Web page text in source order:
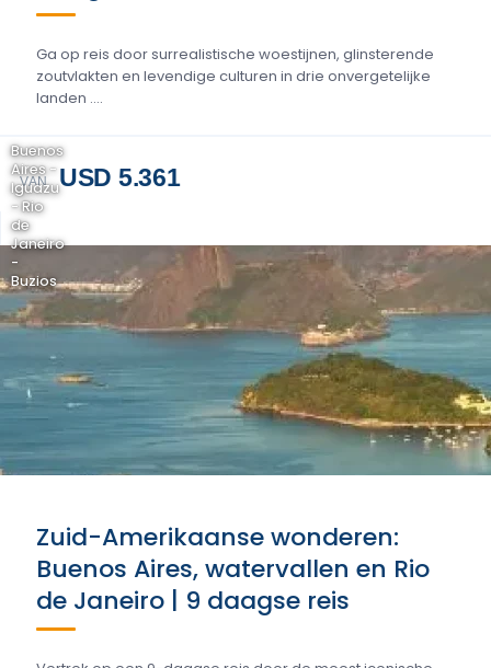
Ga op reis door surrealistische woestijnen, glinsterende
zoutvlakten en levendige culturen in drie onvergetelijke
landen ....
VAN USD 5.361
Buenos
Aires -
Iguazu
- Rio
de
Janeiro
-
Buzios
Zuid-Amerikaanse wonderen:
Buenos Aires, watervallen en Rio
de Janeiro | 9 daagse reis